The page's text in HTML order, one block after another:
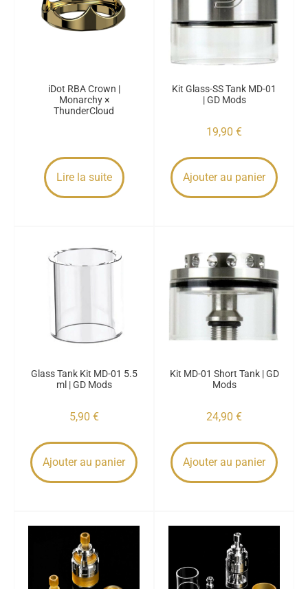
iDot RBA Crown |
Monarchy ×
ThunderCloud
Lire la suite
Kit Glass-SS Tank MD-01
| GD Mods
19,90 €
Ajouter au panier
Glass Tank Kit MD-01 5.5
ml | GD Mods
5,90 €
Ajouter au panier
Kit MD-01 Short Tank | GD
Mods
24,90 €
Ajouter au panier